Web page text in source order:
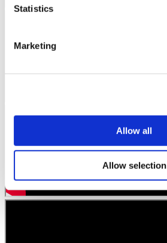
Statistics
Marketing
Allow all
Allow selection